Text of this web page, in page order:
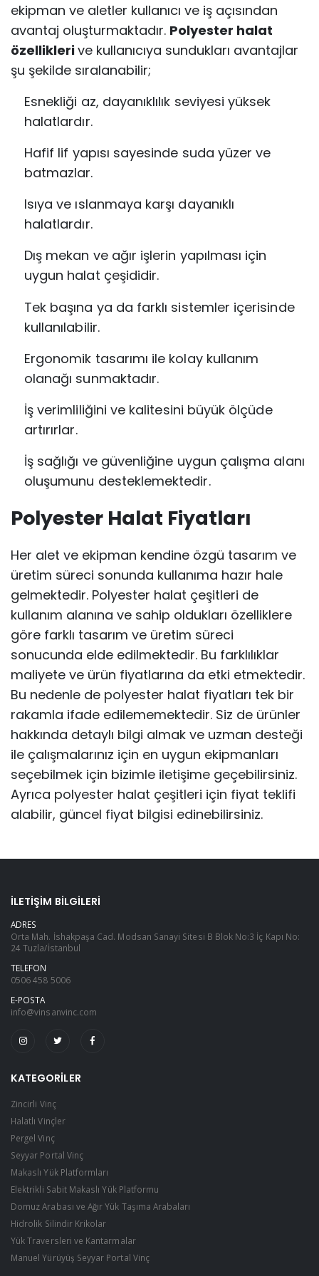
ekipman ve aletler kullanıcı ve iş açısından
avantaj oluşturmaktadır. Polyester halat
özelliklerive kullanıcıya sundukları avantajlar
şu şekilde sıralanabilir;
Esnekliği az, dayanıklılık seviyesi yüksek
halatlardır.
Hafif lif yapısı sayesinde suda yüzer ve
batmazlar.
Isıya ve ıslanmaya karşı dayanıklı
halatlardır.
Dış mekan ve ağır işlerin yapılması için
uygun halat çeşididir.
Tek başına ya da farklı sistemler içerisinde
kullanılabilir.
Ergonomik tasarımı ile kolay kullanım
olanağı sunmaktadır.
İş verimliliğini ve kalitesini büyük ölçüde
artırırlar.
İş sağlığı ve güvenliğine uygun çalışma alanı
oluşumunu desteklemektedir.
Polyester Halat Fiyatları
Her alet ve ekipman kendine özgü tasarım ve
üretim süreci sonunda kullanıma hazır hale
gelmektedir. Polyester halat çeşitleri de
kullanım alanına ve sahip oldukları özelliklere
göre farklı tasarım ve üretim süreci
sonucunda elde edilmektedir. Bu farklılıklar
maliyete ve ürün fiyatlarına da etki etmektedir.
Bu nedenle de polyester halat fiyatları tek bir
rakamla ifade edilememektedir. Siz de ürünler
hakkında detaylı bilgi almak ve uzman desteği
ile çalışmalarınız için en uygun ekipmanları
seçebilmek için bizimle iletişime geçebilirsiniz.
Ayrıca polyester halat çeşitleri için fiyat teklifi
alabilir, güncel fiyat bilgisi edinebilirsiniz.
İLETIŞIM BILGILERI
ADRES
Orta Mah. İshakpaşa Cad. Modsan Sanayi Sitesi B Blok No:3 İç Kapı No:
24 Tuzla/İstanbul
TELEFON
0506 458 5006
E-POSTA
info@vinsanvinc.com
KATEGORILER
Zincirli Vinç
Halatlı Vinçler
Pergel Vinç
Seyyar Portal Vinç
Makaslı Yük Platformları
Elektrikli Sabit Makaslı Yük Platformu
Domuz Arabası ve Ağır Yük Taşıma Arabaları
Hidrolik Silindir Krikolar
Yük Traversleri ve Kantarmalar
Manuel Yürüyüş Seyyar Portal Vinç